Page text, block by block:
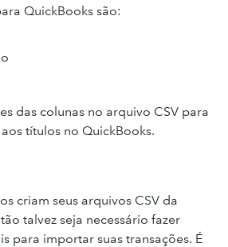
QuickBooks são:
das colunas no arquivo CSV para
títulos no QuickBooks.
criam seus arquivos CSV da
talvez seja necessário fazer
para importar suas transações. É